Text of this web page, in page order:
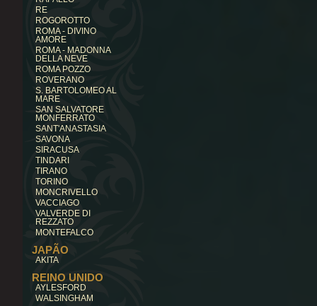
RE
ROGOROTTO
ROMA - DIVINO
AMORE
ROMA - MADONNA
DELLA NEVE
ROMA POZZO
ROVERANO
S. BARTOLOMEO AL
MARE
SAN SALVATORE
MONFERRATO
SANT'ANASTASIA
SAVONA
SIRACUSA
TINDARI
TIRANO
TORINO
MONCRIVELLO
VACCIAGO
VALVERDE DI
REZZATO
MONTEFALCO
JAPÃO
AKITA
REINO UNIDO
AYLESFORD
WALSINGHAM